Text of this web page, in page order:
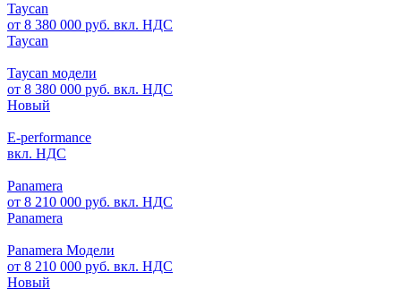
Taycan
от 8 380 000 руб. вкл. НДС
Taycan
Taycan модели
от 8 380 000 руб. вкл. НДС
Новый
E-performance
вкл. НДС
Panamera
от 8 210 000 руб. вкл. НДС
Panamera
Panamera Модели
от 8 210 000 руб. вкл. НДС
Новый